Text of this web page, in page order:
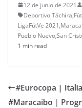
12 de junio de 2021
Deportivo Táchira,
LigaFútVe 2021,
Pueblo Nuevo,San
1 min read
#Eurocopa |
#Maracaibo |